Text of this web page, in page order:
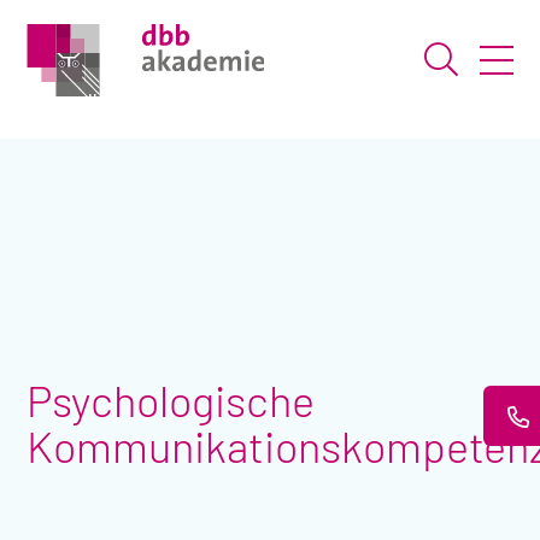
Suche
Psychologische